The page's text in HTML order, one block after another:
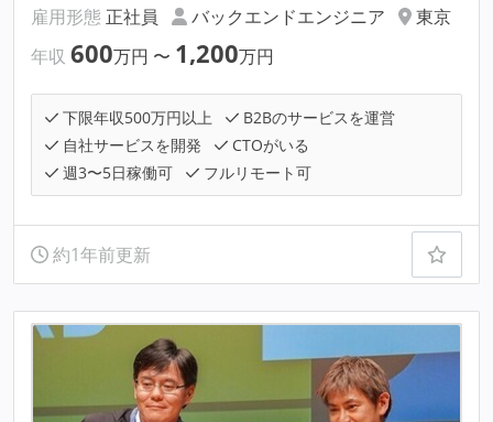
雇用形態 正社員 バックエンドエンジニア
東京
年収 600万円 〜 1,200万円
下限年収500万円以上
B2Bのサービスを運営
自社サービスを開発
CTOがいる
週3〜5日稼働可
フルリモート可
約1年前更新